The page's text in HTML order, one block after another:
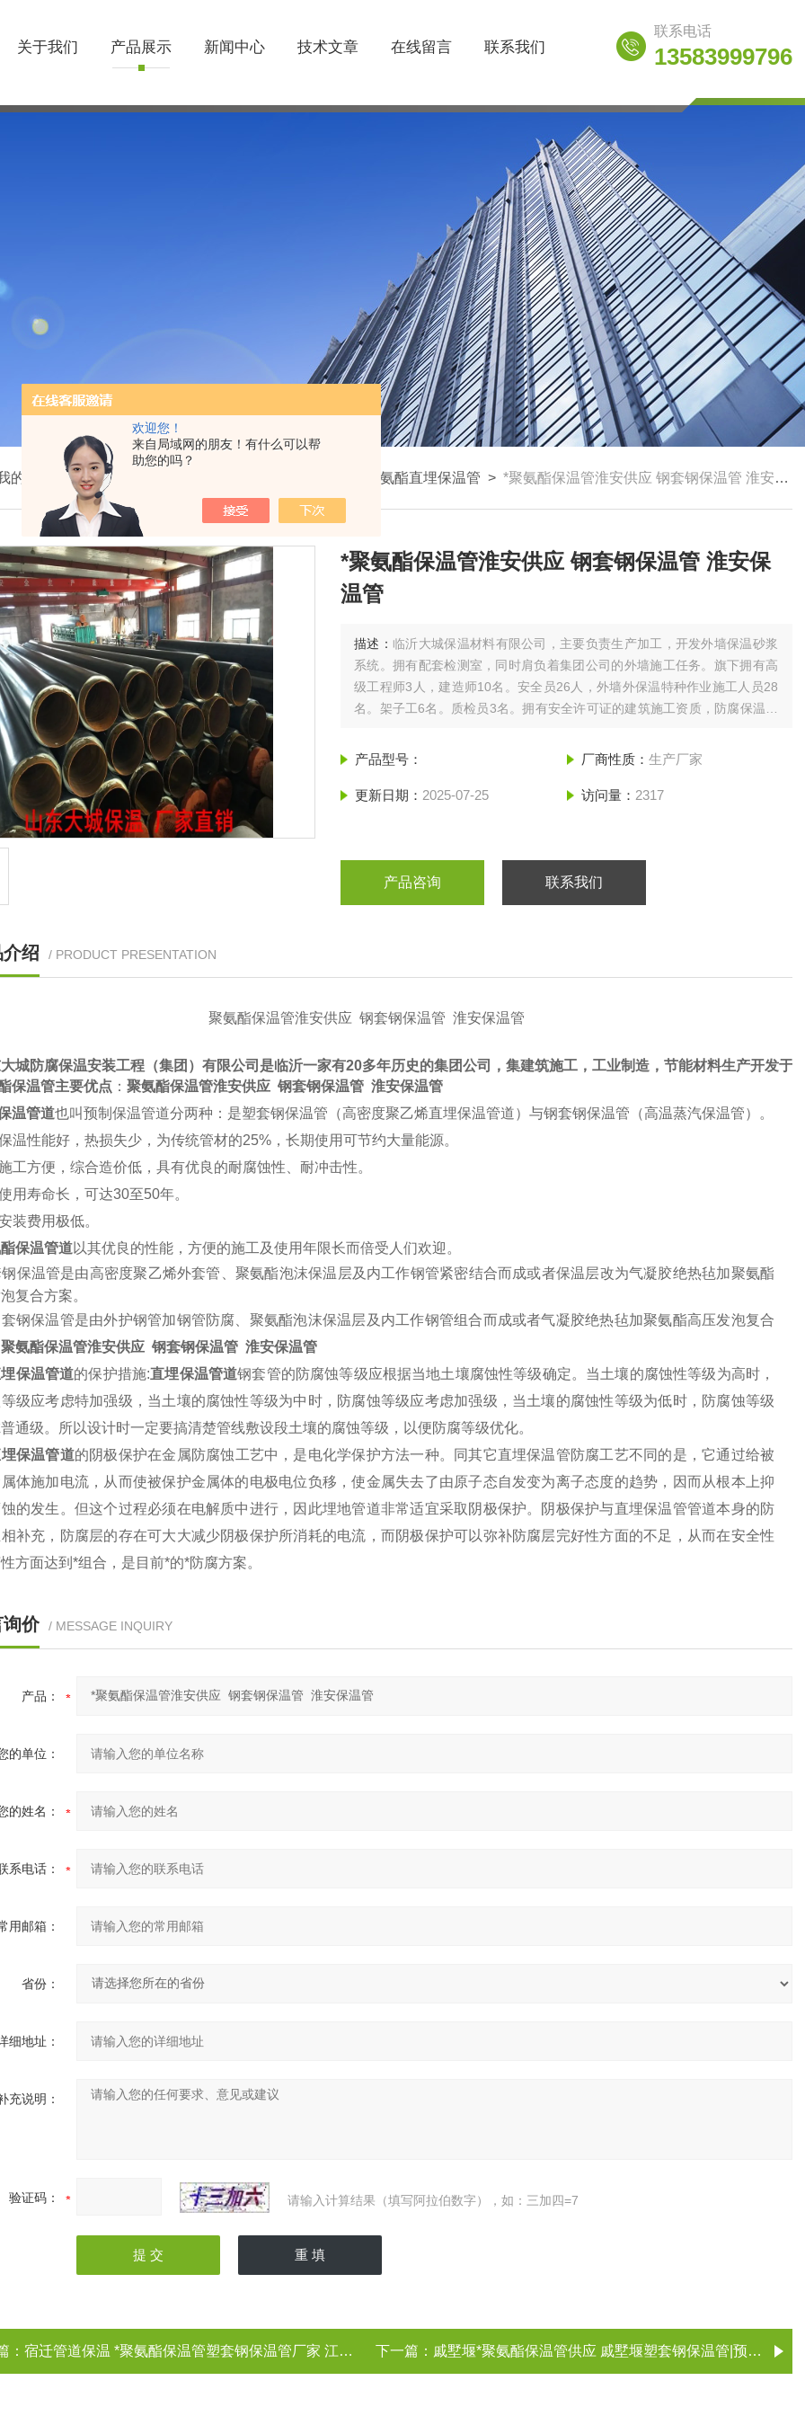
欢迎您！
来自局域网的朋友！有什么可以帮
助您的吗？
关于我们 产品展示 新闻中心 技术文章 在线留言 联系我们
联系电话
13583999796
的位置：首页> 聚氨酯直埋保温管 > *聚氨酯保温管淮安供应 钢套钢保温管 淮安保温管
*聚氨酯保温管淮安供应 钢套钢保温管 淮安保
温管
描述： 临沂大城保温材料有限公司，主要负责生产加工，开发外墙保温砂浆
系统。拥有配套检测室，同时肩负着集团公司的外墙施工任务。旗下拥有高
级工程师3人，建造师10名。安全员26人，外墙外保温特种作业施工人员28
名。架子工6名。质检员3名。拥有安全许可证的建筑施工资质，防腐保温三
安保温管
产品型号： 厂商性质： 生产厂家
更新日期： 2025-07-25 访问量： 2317
产品咨询 联系我们
绍 / PRODUCT PRESENTATION
聚氨酯保温管淮安供应 钢套钢保温管 淮安保温管
大城防腐保温安装工程（集团）有限公司是临沂一家有20多年历史的集团公司，集建筑施工，工业制造，节能材料生产开
保温管主要优点 ： 聚氨酯保温管淮安供应 钢套钢保温管 淮安保温管
温管道也叫预制保温管道分两种：是塑套钢保温管（高密度聚乙烯直埋保温管道）与钢套钢保温管（高温蒸汽保温管）。
能好，热损失少，为传统管材的25%，长期使用可节约大量能源。
便，综合造价低，具有优良的耐腐蚀性、耐冲击性。
命长，可达30至50年。
费用极低。
保温管道以其优良的性能，方便的施工及使用年限长而倍受人们欢迎。
温管是由高密度聚乙烯外套管、聚氨酯泡沫保温层及内工作钢管紧密结合而成或者保温层改为气凝胶绝热毡加聚氨酯
复合方案。
温管是由外护钢管加钢管防腐、聚氨酯泡沫保温层及内工作钢管组合而成或者气凝胶绝热毡加聚氨酯高压发泡复合
聚氨酯保温管淮安供应 钢套钢保温管 淮安保温管
保温管道的保护措施:直埋保温管道钢套管的防腐蚀等级应根据当地土壤腐蚀性等级确定。当土壤的腐蚀性等级为高时，
级应考虑特加强级，当土壤的腐蚀性等级为中时，防腐蚀等级应考虑加强级，当土壤的腐蚀性等级为低时，防腐蚀等级
通级。所以设计时一定要搞清楚管线敷设段土壤的腐蚀等级，以便防腐等级优化。
保温管道的阴极保护在金属防腐蚀工艺中，是电化学保护方法一种。同其它直埋保温管防腐工艺不同的是，它通过给被
体施加电流，从而使被保护金属体的电极电位负移，使金属失去了由原子态自发变为离子态度的趋势，因而从根本上抑
的发生。但这个过程必须在电解质中进行，因此埋地管道非常适宜采取阴极保护。阴极保护与直埋保温管管道本身的防
补充，防腐层的存在可大大减少阴极保护所消耗的电流，而阴极保护可以弥补防腐层完好性方面的不足，从而在安全性
方面达到*组合，是目前*的*防腐方案。
价 / MESSAGE INQUIRY
产品：
的单位：
的姓名：
系电话：
用邮箱：
省份：
细地址：
充说明：
验证码： 请输入计算结果（填写阿拉伯数字），如：三加四=7
： 宿迁管道保温 *聚氨酯保温管塑套钢保温管厂家 江苏宿迁 下一篇： 戚墅堰*聚氨酯保温管供应 戚墅堰塑套钢保温管|预制直埋保温管 常州市